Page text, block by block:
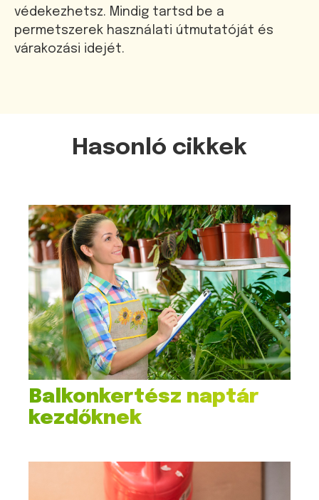
védekezhetsz. Mindig tartsd be a
permetszerek használati útmutatóját és
várakozási idejét.
Hasonló cikkek
Balkonkertész naptár
kezdőknek